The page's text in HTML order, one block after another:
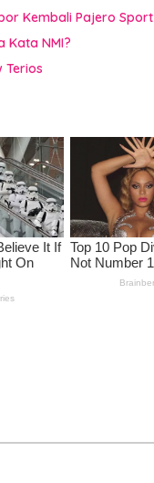
Kembali Pajero Sport
Kata NMI?
Terios